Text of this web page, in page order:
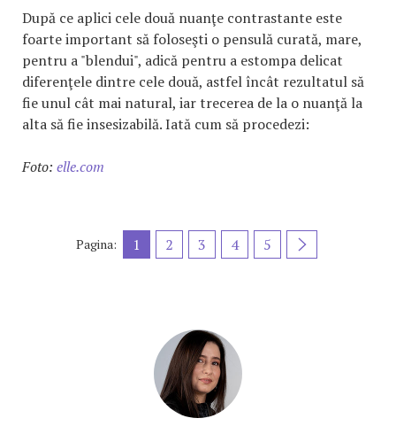
După ce aplici cele două nuanţe contrastante este
foarte important să foloseşti o pensulă curată, mare,
pentru a "blendui", adică pentru a estompa delicat
diferenţele dintre cele două, astfel încât rezultatul să
fie unul cât mai natural, iar trecerea de la o nuanţă la
alta să fie insesizabilă. Iată cum să procedezi:
Foto: elle.com
Pagina: 1 2 3 4 5